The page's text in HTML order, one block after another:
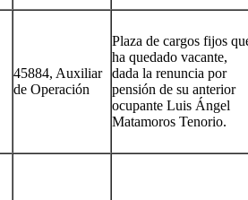
45884, Auxiliar
de Operación
Plaza de cargos fijos
ha quedado vacante,
dada la renuncia por
pensión de su anterior
ocupante Luis Ángel
Matamoros Tenorio.